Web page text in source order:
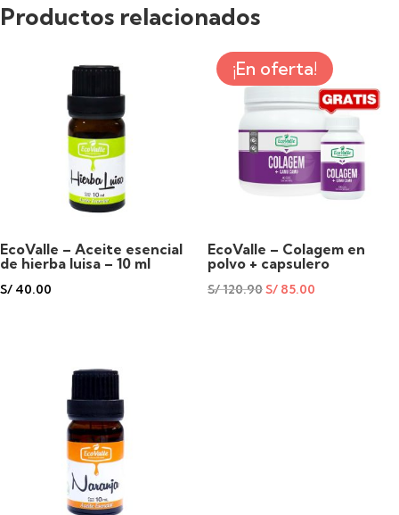
500
cantidad
Productos relacionados
EcoValle – Aceite esencial
de hierba luisa – 10 ml
S/ 40.00
¡En oferta!
EcoValle – Colagem en
polvo + capsulero
S/120.90S/85.00